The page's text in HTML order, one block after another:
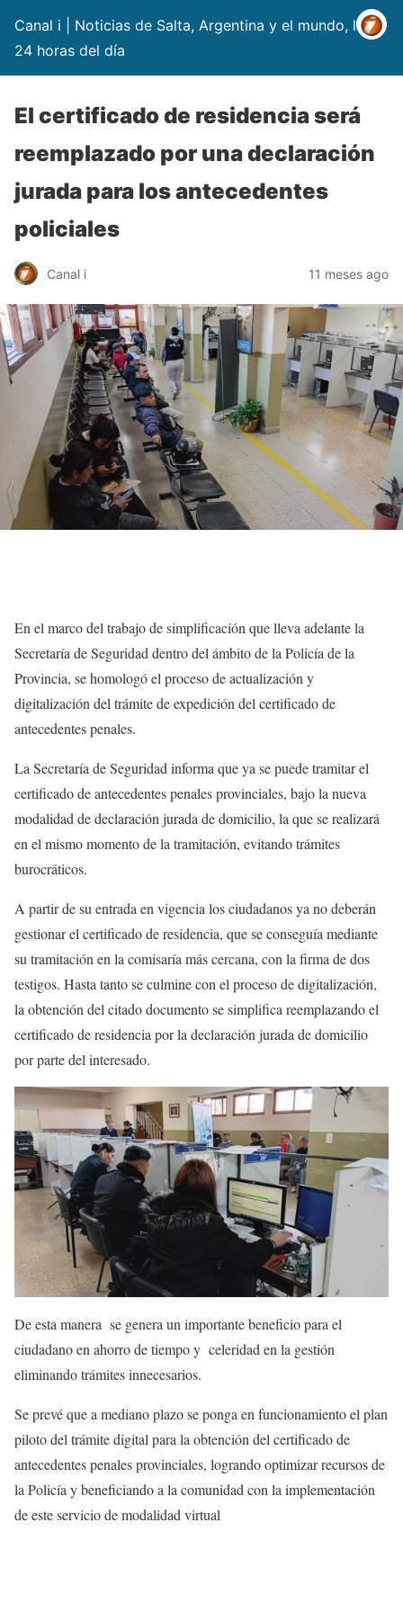
Canal i | Noticias de Salta, Argentina y el mundo, las
24 horas del día
El certificado de residencia será
reemplazado por una declaración
jurada para los antecedentes
policiales
Canal i 11 meses ago
En el marco del trabajo de simplificación que lleva adelante la
Secretaría de Seguridad dentro del ámbito de la Policía de la
Provincia, se homologó el proceso de actualización y
digitalización del trámite de expedición del certificado de
antecedentes penales.
La Secretaría de Seguridad informa que ya se puede tramitar el
certificado de antecedentes penales provinciales, bajo la nueva
modalidad de declaración jurada de domicilio, la que se realizará
en el mismo momento de la tramitación, evitando trámites
burocráticos.
A partir de su entrada en vigencia los ciudadanos ya no deberán
gestionar el certificado de residencia, que se conseguía mediante
su tramitación en la comisaría más cercana, con la firma de dos
testigos. Hasta tanto se culmine con el proceso de digitalización,
la obtención del citado documento se simplifica reemplazando el
certificado de residencia por la declaración jurada de domicilio
por parte del interesado.
De esta manera se genera un importante beneficio para el
ciudadano en ahorro de tiempo y celeridad en la gestión
eliminando trámites innecesarios.
Se prevé que a mediano plazo se ponga en funcionamiento el plan
piloto del trámite digital para la obtención del certificado de
antecedentes penales provinciales, logrando optimizar recursos de
la Policía y beneficiando a la comunidad con la implementación
de este servicio de modalidad virtual